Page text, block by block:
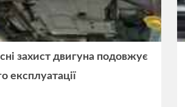
захист двигуна подовжує
експлуатації